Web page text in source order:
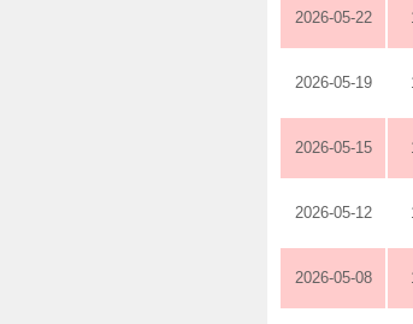
2026-05-22
2026-05-19
2026-05-15
2026-05-12
2026-05-08